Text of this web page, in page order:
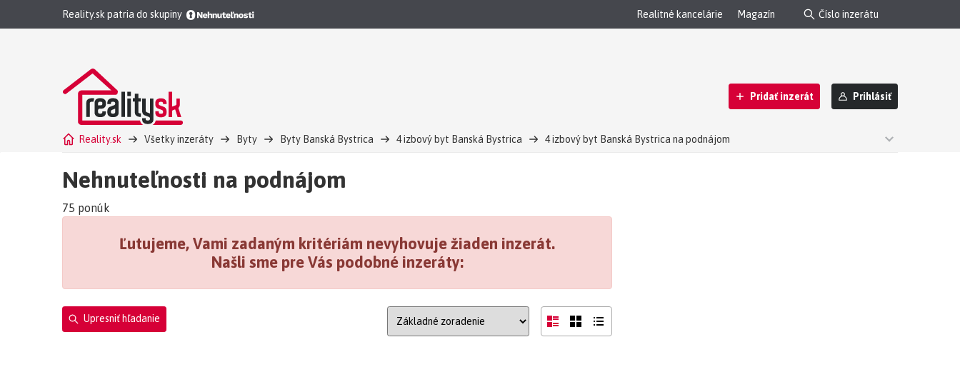
Reality.sk patria do skupiny Realitné kancelárie Magazín
Pridať inzerát Prihlásiť
Reality.sk Všetky inzeráty Byty Byty Banská Bystrica 4 izbový byt Banská Bystrica 4 izbový byt Banská Bystrica na podnájom
Nehnuteľnosti na podnájom
75 ponúk
Ľutujeme, Vami zadaným kritériám nevyhovuje žiaden inzerát.
Našli sme pre Vás podobné inzeráty:
Upresniť hľadanie